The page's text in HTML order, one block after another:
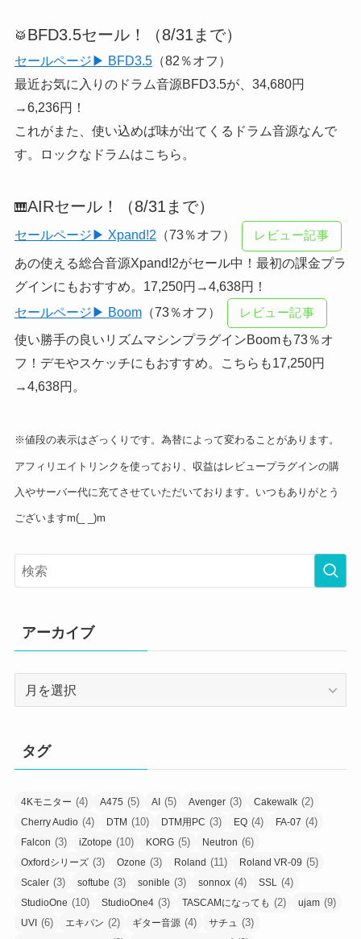
🥁 BFD3.5セール！（8/31まで）
セールページ▶ BFD3.5（82％オフ）
最近お気に入りのドラム音源BFD3.5が、34,680円
→6,236円！
これがまた、使い込めば味が出てくるドラム音源なんで
す。ロックなドラムはこちら。
🎹AIRセール！（8/31まで）
セールページ▶ Xpand!2 （73％オフ） レビュー記事
あの使える総合音源Xpand!2がセール中！最初の課金プラ
グインにもおすすめ。17,250円→4,638円！
セールページ▶ Boom（73％オフ） レビュー記事
使い勝手の良いリズムマシンプラグインBoomも73％オ
フ！デモやスケッチにもおすすめ。こちらも17,250円
→4,638円。
※値段の表示はざっくりです。為替によって変わることがあります。
アフィリエイトリンクを使っており、収益はレビュープラグインの購
入やサーバー代に充てさせていただいております。いつもありがとう
ございますm(_ _)m
アーカイブ
ブ
タグ
4Kモニター (4) A475 (5) AI (5) Avenger (3) Cakewalk (2)
Cherry Audio (4) DTM (10) DTM用PC (3) EQ (4) FA-07 (4)
Falcon (3) iZotope (10) KORG (5) Neutron (6)
Oxfordシリーズ (3) Ozone (3) Roland (11) Roland VR-09 (5)
Scaler (3) softube (3) sonible (3) sonnox (4) SSL (4)
StudioOne (10) StudioOne4 (3) TASCAMになっても (2) ujam (9)
UVI (6) エキパン (2) ギター音源 (4) サチュ (3)